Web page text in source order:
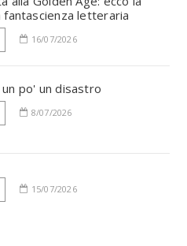
letteraria
16/07/2026
po' un disastro
8/07/2026
15/07/2026